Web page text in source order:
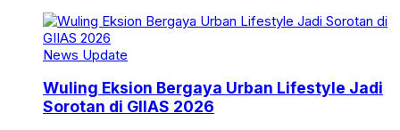
News Update
Wuling Eksion Bergaya Urban Lifestyle Jadi
Sorotan di GIIAS 2026